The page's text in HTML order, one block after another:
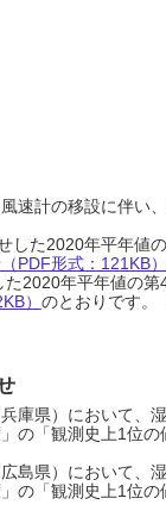
速計の移設に伴い
した2020年平年値
PDF形式：121KB）
2020年平年値の
） のとおりです。
庫県）において、
の「観測史上1位
島県）において、
の「観測史上1位